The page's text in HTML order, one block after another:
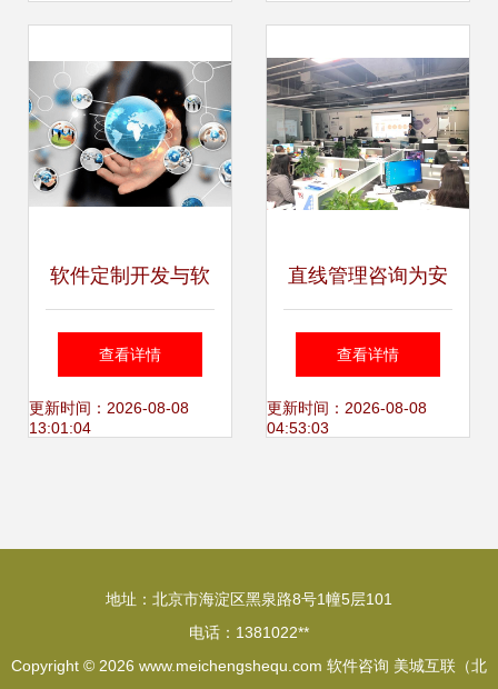
软件定制开发与软
件咨询 企业数字化
转型的双引擎
查看详情
更新时间：2026-08-08
13:01:04
直线管理咨询为安
华光电做第一期员
工技能提升辅导-深
查看详情
更新时间：2026-08-08
04:53:03
地址：北京市海淀区黑泉路8号1幢5层101
电话：1381022**
Copyright © 2026 www.meichengshequ.com 软件咨询 美城互联（北